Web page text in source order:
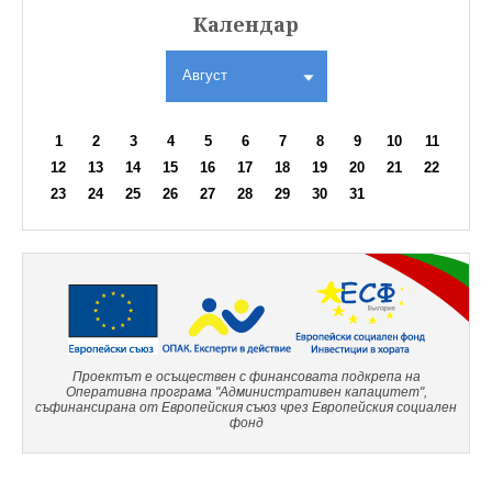
Календар
Август
1 2 3 4 5 6 7 8 9 10
11
12
13 14 15 16 17 18 19 20 21
22
23
24 25 26 27 28 29 30 31
Проектът е осъществен с финансовата подкрепа на
Оперативна програма "Административен капацитет",
съфинансирана от Европейския съюз чрез Европейския социален
фонд